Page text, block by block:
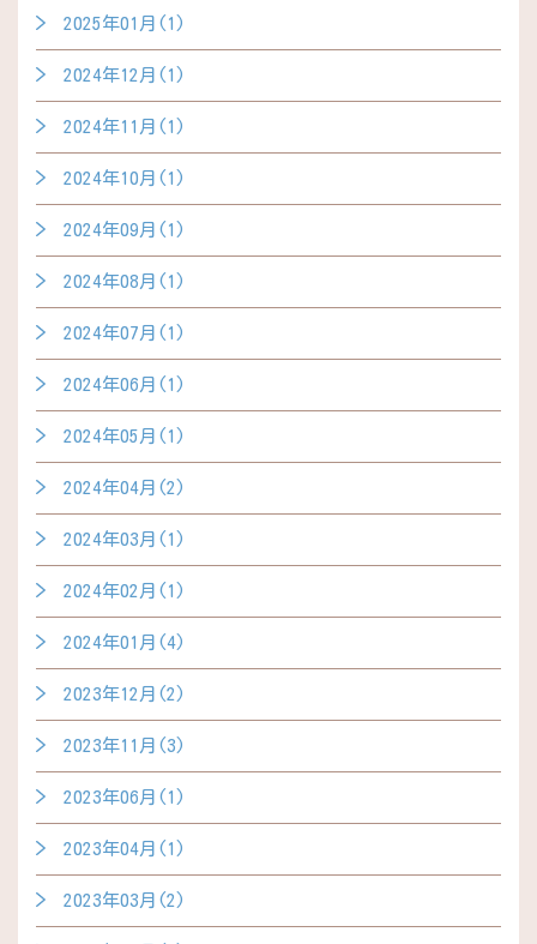
2025年01月(1)
2024年12月(1)
2024年11月(1)
2024年10月(1)
2024年09月(1)
2024年08月(1)
2024年07月(1)
2024年06月(1)
2024年05月(1)
2024年04月(2)
2024年03月(1)
2024年02月(1)
2024年01月(4)
2023年12月(2)
2023年11月(3)
2023年06月(1)
2023年04月(1)
2023年03月(2)